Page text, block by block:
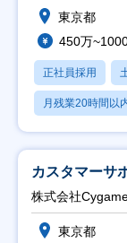
東京都
450万
正社員採用
月残業20時間以
カスタマーサ
株式会社
東京都